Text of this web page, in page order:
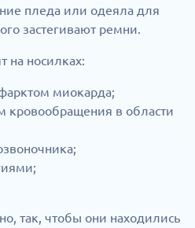
пледа или одеяла для
застегивают ремни.
на носилках:
миокарда;
кровообращения в области
так, чтобы они находились